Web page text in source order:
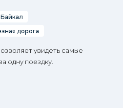
дорога
увидеть самые
одну поездку.